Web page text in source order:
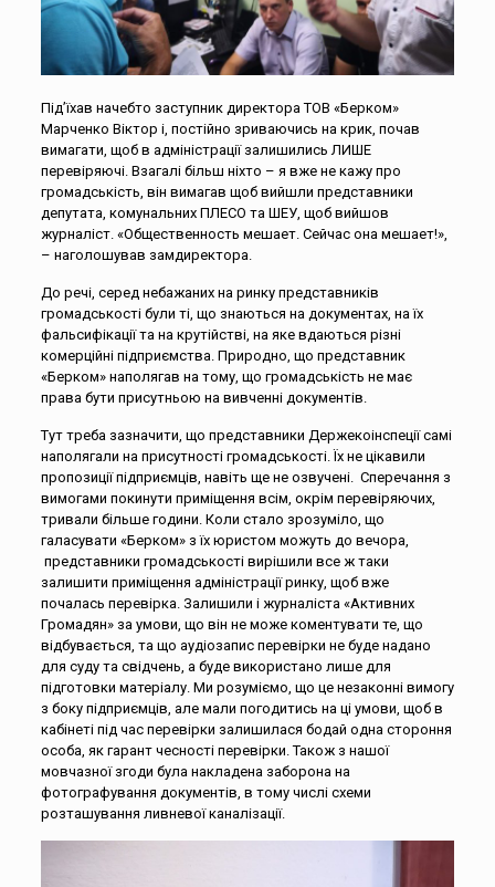
Під’їхав начебто заступник директора ТОВ «Берком»
Марченко Віктор і, постійно зриваючись на крик, почав
вимагати, щоб в адміністрації залишились ЛИШЕ
перевіряючі. Взагалі більш ніхто – я вже не кажу про
громадськість, він вимагав щоб вийшли представники
депутата, комунальних ПЛЕСО та ШЕУ, щоб вийшов
журналіст. «Общественность мешает. Сейчас она мешает!»,
– наголошував замдиректора.
До речі, серед небажаних на ринку представників
громадськості були ті, що знаються на документах, на їх
фальсифікації та на крутійстві, на яке вдаються різні
комерційні підприємства. Природно, що представник
«Берком» наполягав на тому, що громадськість не має
права бути присутньою на вивченні документів.
Тут треба зазначити, що представники Держекоінспеції самі
наполягали на присутності громадськості. Їх не цікавили
пропозиції підприємців, навіть ще не озвучені. Сперечання з
вимогами покинути приміщення всім, окрім перевіряючих,
тривали більше години. Коли стало зрозуміло, що
галасувати «Берком» з їх юристом можуть до вечора,
представники громадськості вирішили все ж таки
залишити приміщення адміністрації ринку, щоб вже
почалась перевірка. Залишили і журналіста «Активних
Громадян» за умови, що він не може коментувати те, що
відбувається, та що аудіозапис перевірки не буде надано
для суду та свідчень, а буде використано лише для
підготовки матеріалу. Ми розуміємо, що це незаконні вимогу
з боку підприємців, але мали погодитись на ці умови, щоб в
кабінеті під час перевірки залишилася бодай одна стороння
особа, як гарант чесності перевірки. Також з нашої
мовчазної згоди була накладена заборона на
фотографування документів, в тому числі схеми
розташування ливневої каналізації.